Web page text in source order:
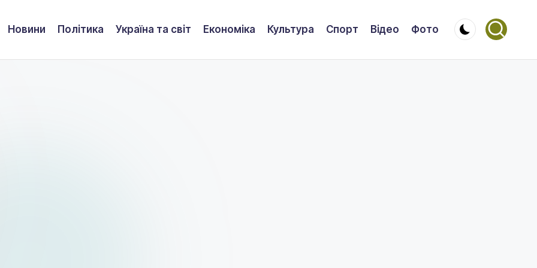
Новини Політика Україна та світ Економіка Культура Спорт Відео Фото